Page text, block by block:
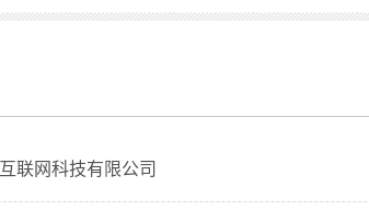
联网科技有限公司